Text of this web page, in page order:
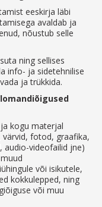
eeskirja läbi
avaldab ja
nõustub selle
ning sellises
info- ja sidetehnilise
ja trükkida.
kogu materjal
värvid, fotod, graafika,
audio-videofailid jne)
või isikutele,
kokkulepped, ning
või muu